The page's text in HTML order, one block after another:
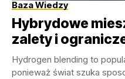
Baza Wiedzy
Hybrydowe
zalety i
Hydrogen blending to
ponieważ świat szuka